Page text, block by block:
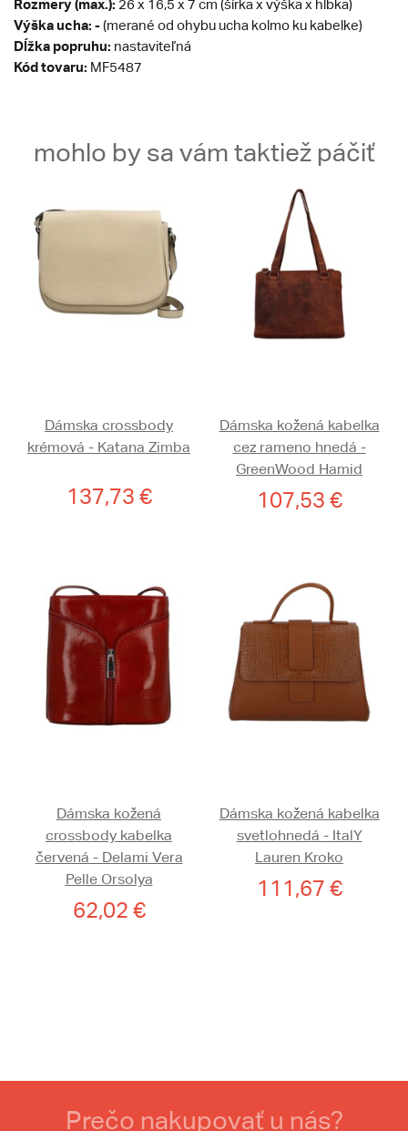
Rozmery (max.): 26 x 16,5 x 7 cm (šírka x výška x hĺbka)
Výška ucha: -(merané od ohybu ucha kolmo ku kabelke)
Dĺžka popruhu: nastaviteľná
Kód tovaru: MF5487
mohlo by sa vám taktiež páčiť
Dámska crossbody
krémová - Katana Zimba
137,73 €
Dámska kožená kabelka
cez rameno hnedá -
GreenWood Hamid
107,53 €
Dámska kožená
crossbody kabelka
červená - Delami Vera
Pelle Orsolya
62,02 €
Dámska kožená kabelka
svetlohnedá - ItalY
Lauren Kroko
111,67 €
Prečo nakupovať u nás?